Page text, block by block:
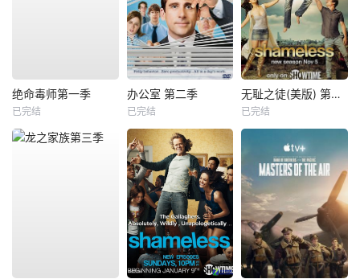
绝命毒师第一季
已完结
办公室 第二季
已完结
无耻之徒(美版) 第八季
已完结